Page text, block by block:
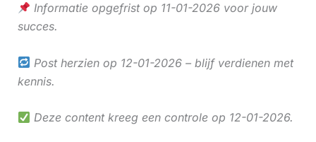
Informatie opgefrist op 11-01-2026 voor jouw
succes.
Post herzien op 12-01-2026 – blijf verdienen met
kennis.
Deze content kreeg een controle op 12-01-2026.